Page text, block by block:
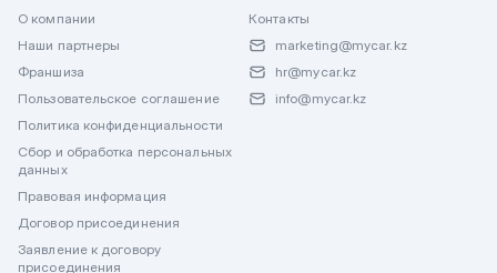
О компании
Наши партнеры
Франшиза
Пользовательское соглашение
Политика конфиденциальности
Сбор и обработка персональных
данных
Правовая информация
Договор присоединения
Заявление к договору
присоединения
Контакты
marketing@mycar.kz
hr@mycar.kz
info@mycar.kz